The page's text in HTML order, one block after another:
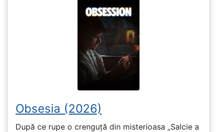
Obsesia (2026)
După ce rupe o crenguță din misterioasa „Salcie a